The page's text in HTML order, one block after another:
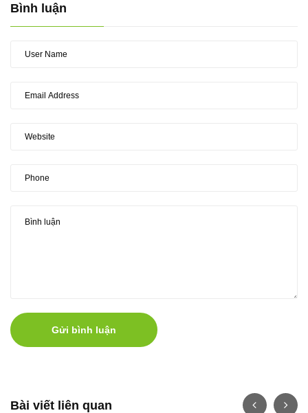
Bình luận
Gửi bình luận
Bài viết liên quan